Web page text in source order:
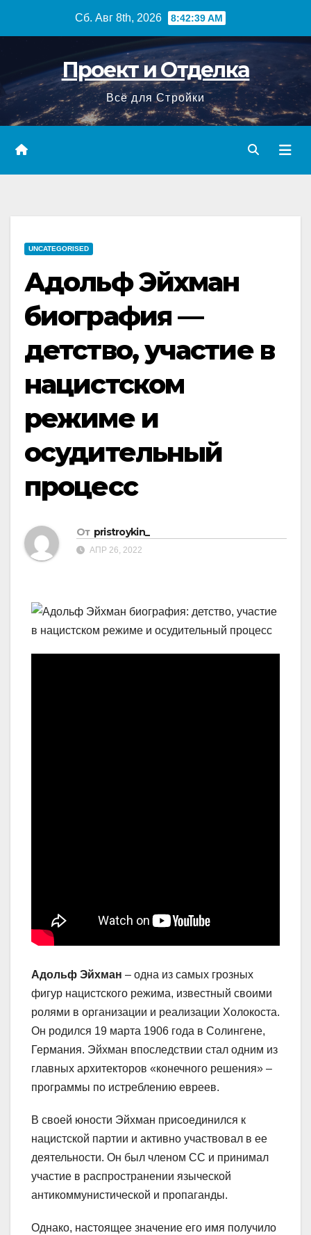
Сб. Авг 8th, 2026 8:42:40 AM
Проект и Отделка
Всё для Стройки
UNCATEGORISED
Адольф Эйхман
биография —
детство, участие в
нацистском
режиме и
осудительный
процесс
От pristroykin_
АПР 26, 2022
Адольф Эйхман – одна из самых грозных
фигур нацистского режима, известный своими
ролями в организации и реализации Холокоста.
Он родился 19 марта 1906 года в Солингене,
Германия. Эйхман впоследствии стал одним из
главных архитекторов «конечного решения» –
программы по истреблению евреев.
В своей юности Эйхман присоединился к
нацистской партии и активно участвовал в ее
деятельности. Он был членом СС и принимал
участие в распространении языческой
антикоммунистической и пропаганды.
Однако, настоящее значение его имя получило